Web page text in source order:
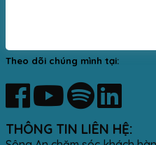
Theo dõi chúng mình tại:
THÔNG TIN LIÊN HỆ: